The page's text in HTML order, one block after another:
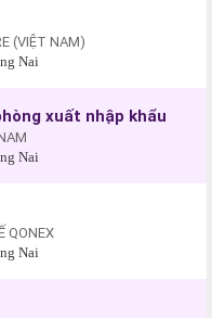
(VIỆT NAM)
Nai
xuất nhập khẩu
Nai
QONEX
Nai